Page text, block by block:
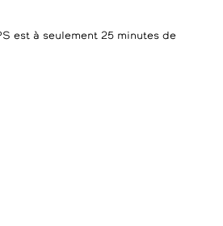
est à seulement 25 minutes de